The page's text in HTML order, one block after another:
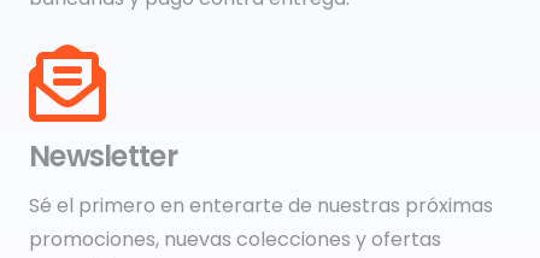
Newsletter
Sé el primero en enterarte de nuestras próximas
promociones, nuevas colecciones y ofertas